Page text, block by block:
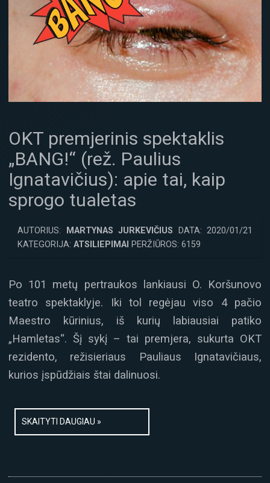
OKT premjerinis spektaklis
„BANG!“ (rež. Paulius
Ignatavičius): apie tai, kaip
sprogo tualetas
AUTORIUS: MARTYNAS JURKEVIČIUS DATA: 2020/01/21
KATEGORIJA: ATSILIEPIMAI PERŽIŪROS: 6159
Po 101 metų pertraukos lankiausi O. Koršunovo
teatro spektaklyje. Iki tol regėjau viso 4 pačio
Maestro kūrinius, iš kurių labiausiai patiko
„Hamletas“. Šį sykį – tai premjera, sukurta OKT
rezidento, režisieriaus Pauliaus Ignatavičiaus,
kurios įspūdžiais štai dalinuosi.
SKAITYTI DAUGIAU »